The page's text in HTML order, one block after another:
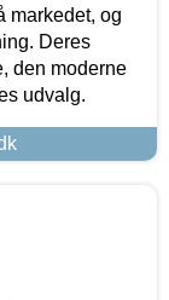
markedet, og
Deres
den moderne
udvalg.